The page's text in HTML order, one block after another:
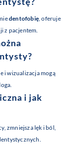
dentofobię, oferuje
z pacjentem.
i wizualizacja mogą
i jak
zmniejsza lęk i ból,